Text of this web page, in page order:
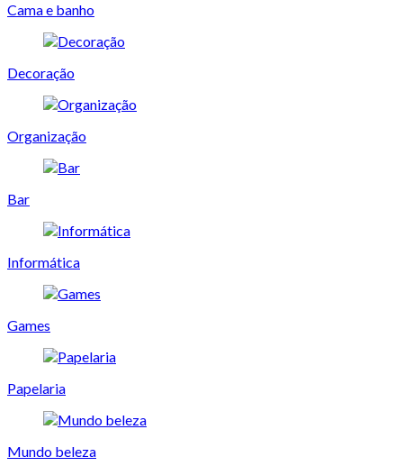
Cama e banho
Decoração
Organização
Bar
Informática
Games
Papelaria
Mundo beleza